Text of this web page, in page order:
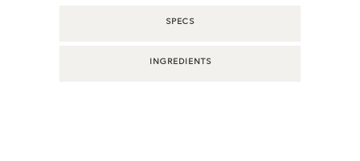
SPECS
INGREDIENTS